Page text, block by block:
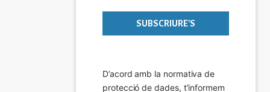
D’acord amb la normativa de
protecció de dades, t’informem